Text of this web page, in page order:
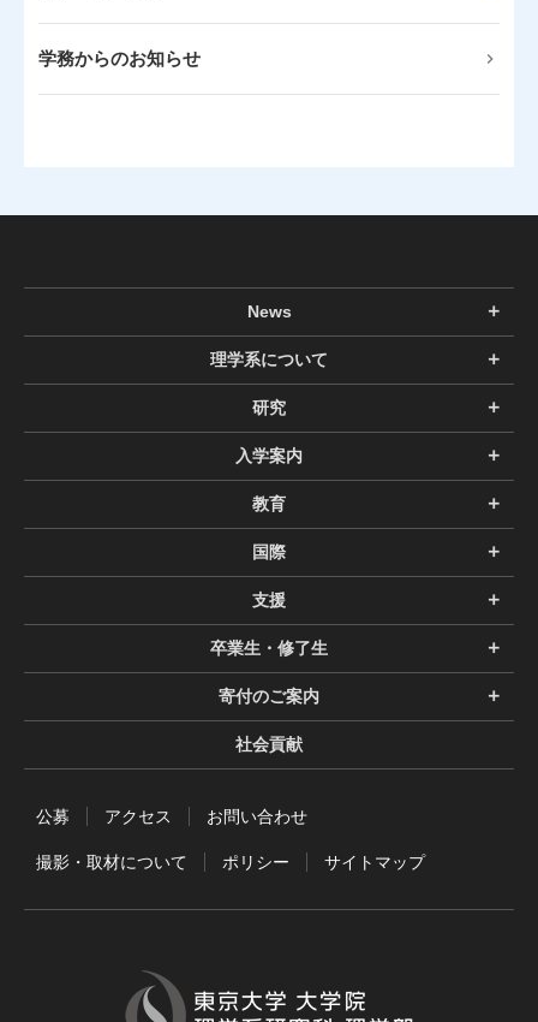
学務からのお知らせ
News
理学系について
研究
入学案内
教育
国際
支援
卒業生・修了生
寄付のご案内
社会貢献
公募 アクセス お問い合わせ
撮影・取材について ポリシー サイトマップ